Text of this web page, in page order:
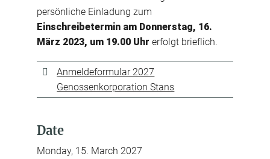
persönliche Einladung zum
Einschreibetermin am Donnerstag, 16.
März 2023, um 19.00 Uhr erfolgt brieflich.
Anmeldeformular 2027
Genossenkorporation Stans
Date
Monday, 15. March 2027